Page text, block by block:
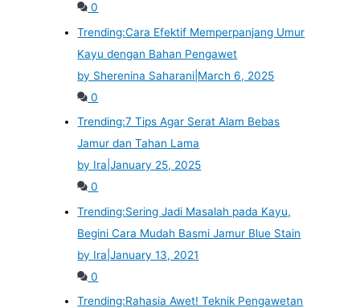
0
Trending:Cara Efektif Memperpanjang Umur
Kayu dengan Bahan Pengawet
by Sherenina Saharani March 6, 2025
0
Trending:7 Tips Agar Serat Alam Bebas
Jamur dan Tahan Lama
by Ira |January 25, 2025
0
Trending:Sering Jadi Masalah pada Kayu,
Begini Cara Mudah Basmi Jamur Blue Stain
by Ira |January 13, 2021
0
Trending:Rahasia Awet! Teknik Pengawetan